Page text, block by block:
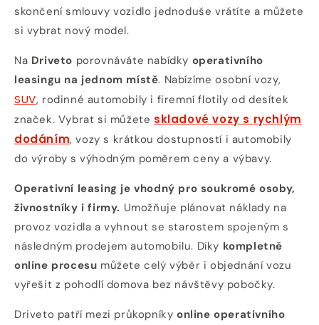
skončení smlouvy vozidlo jednoduše vrátíte a můžete
si vybrat nový model.
Na Driveto porovnáváte nabídky operativního
leasingu na jednom místě. Nabízíme osobní vozy,
SUV, rodinné automobily i firemní flotily od desítek
značek. Vybrat si můžete skladové vozy s rychlým
dodáním, vozy s krátkou dostupností i automobily
do výroby s výhodným poměrem ceny a výbavy.
Operativní leasing je vhodný pro soukromé osoby,
živnostníky i firmy. Umožňuje plánovat náklady na
provoz vozidla a vyhnout se starostem spojeným s
následným prodejem automobilu. Díky kompletně
online procesu můžete celý výběr i objednání vozu
vyřešit z pohodlí domova bez návštěvy pobočky.
Driveto patří mezi průkopníky online operativního